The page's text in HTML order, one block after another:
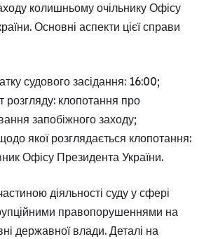
колишньому очільнику Офісу
Основні аспекти цієї справи
судового засідання: 16:00;
розгляду: клопотання про
запобіжного заходу;
якої розглядається клопотання:
Офісу Президента України.
діяльності суду у сфері
правопорушеннями на
державної влади. Деталі на